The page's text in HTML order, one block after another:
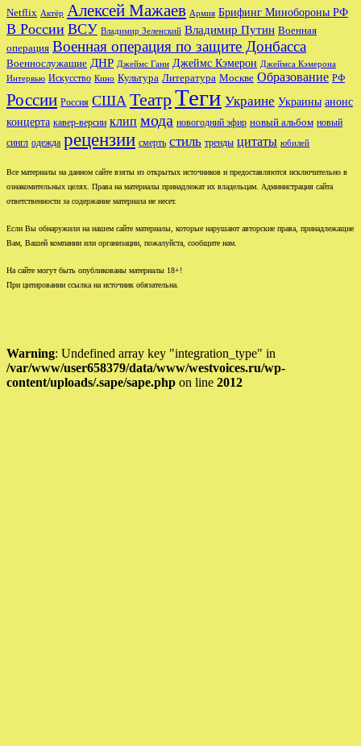
Netflix Актёр Алексей Мажаев Армия Брифинг Минобороны РФ
В России ВСУ Владимир Зеленский Владимир Путин Военная
операция Военная операция по защите Донбасса
Военнослужащие ДНР Джеймс Ганн Джеймс Кэмерон Джеймса Кэмерона
Интервью Искусство Кино Культура Литература Москве Образование РФ
России Россия США ТеатрТеги Украине Украины анонс
концерта кавер-версии клип мода новогодний эфир новый альбом новый
сингл одежда рецензии смерть стиль тренды цитаты юбилей
Все материалы на данном сайте взяты из открытых источников и предоставляются исключительно в
ознакомительных целях. Права на материалы принадлежат их владельцам. Администрация сайта
ответственности за содержание материала не несет.
Если Вы обнаружили на нашем сайте материалы, которые нарушают авторские права, принадлежащие
Вам, Вашей компании или организации, пожалуйста, сообщите нам.
На сайте могут быть опубликованы материалы 18+!
При цитировании ссылка на источник обязательна.
Warning: Undefined array key "integration_type" in
/var/www/user658379/data/www/westvoices.ru/wp-
content/uploads/.sape/sape.php on line 2012